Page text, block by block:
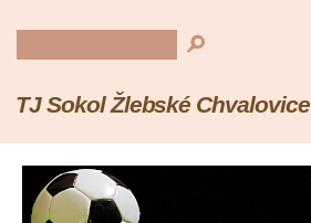
TJ Sokol Žlebské Chvalovice